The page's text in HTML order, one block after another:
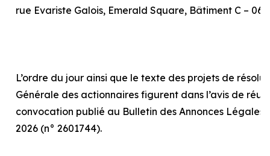
rue Evariste Galois, Emerald Square, Bâtiment C –
L’ordre du jour ainsi que le texte des projets de
Générale des actionnaires figurent dans l’avis de
convocation publié au Bulletin des Annonces Légales
2026 (n° 2601744).